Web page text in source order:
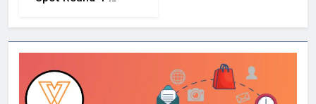
को आवेदन और सीट
स्वीकार करने के लिए